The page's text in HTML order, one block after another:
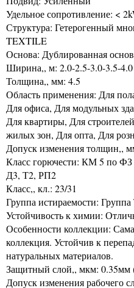
Удельное сопротивление: <
Структура: Гетерогенный
TEXTILE
Основа: Дублированная
Ширина,, м: 2.0-2.5-3.0-3.5-4.0
Толщина,, мм: 4.5
Область применения: Для
Для офиса, Для модульных
Для квартиры, Для
жилых зон, Для опта, Для
Допуск изменения толщин,,
Класс горючести: КМ 5 по ФЗ
Д3, Т2, РП2
Класс,, кл.: 23/31
Группа истираемости:
Устойчивость к химии:
Особенности коллекции:
коллекция. Устойчив к
натуральных материалов.
Защитный слой,, мкм: 0.35мм
Допуск изменения рабочего